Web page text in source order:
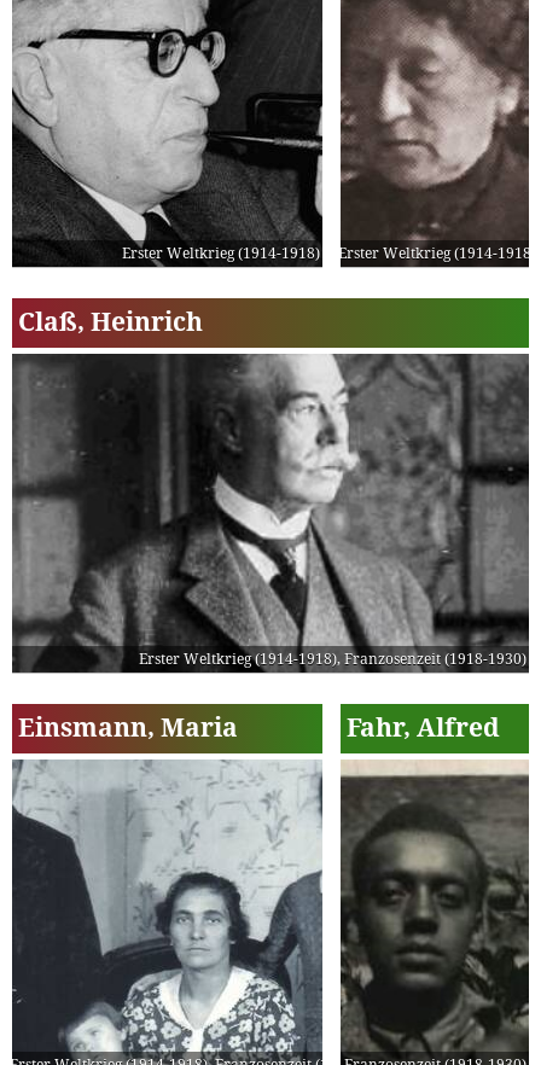
Erster Weltkrieg (1914-1918) Erster Weltkrieg (1914-1918)
Erster Weltkrieg (1914-1918), Franzosenzeit (1918-1930)
Claß, Heinrich
Einsmann, Maria Fahr, Alfred